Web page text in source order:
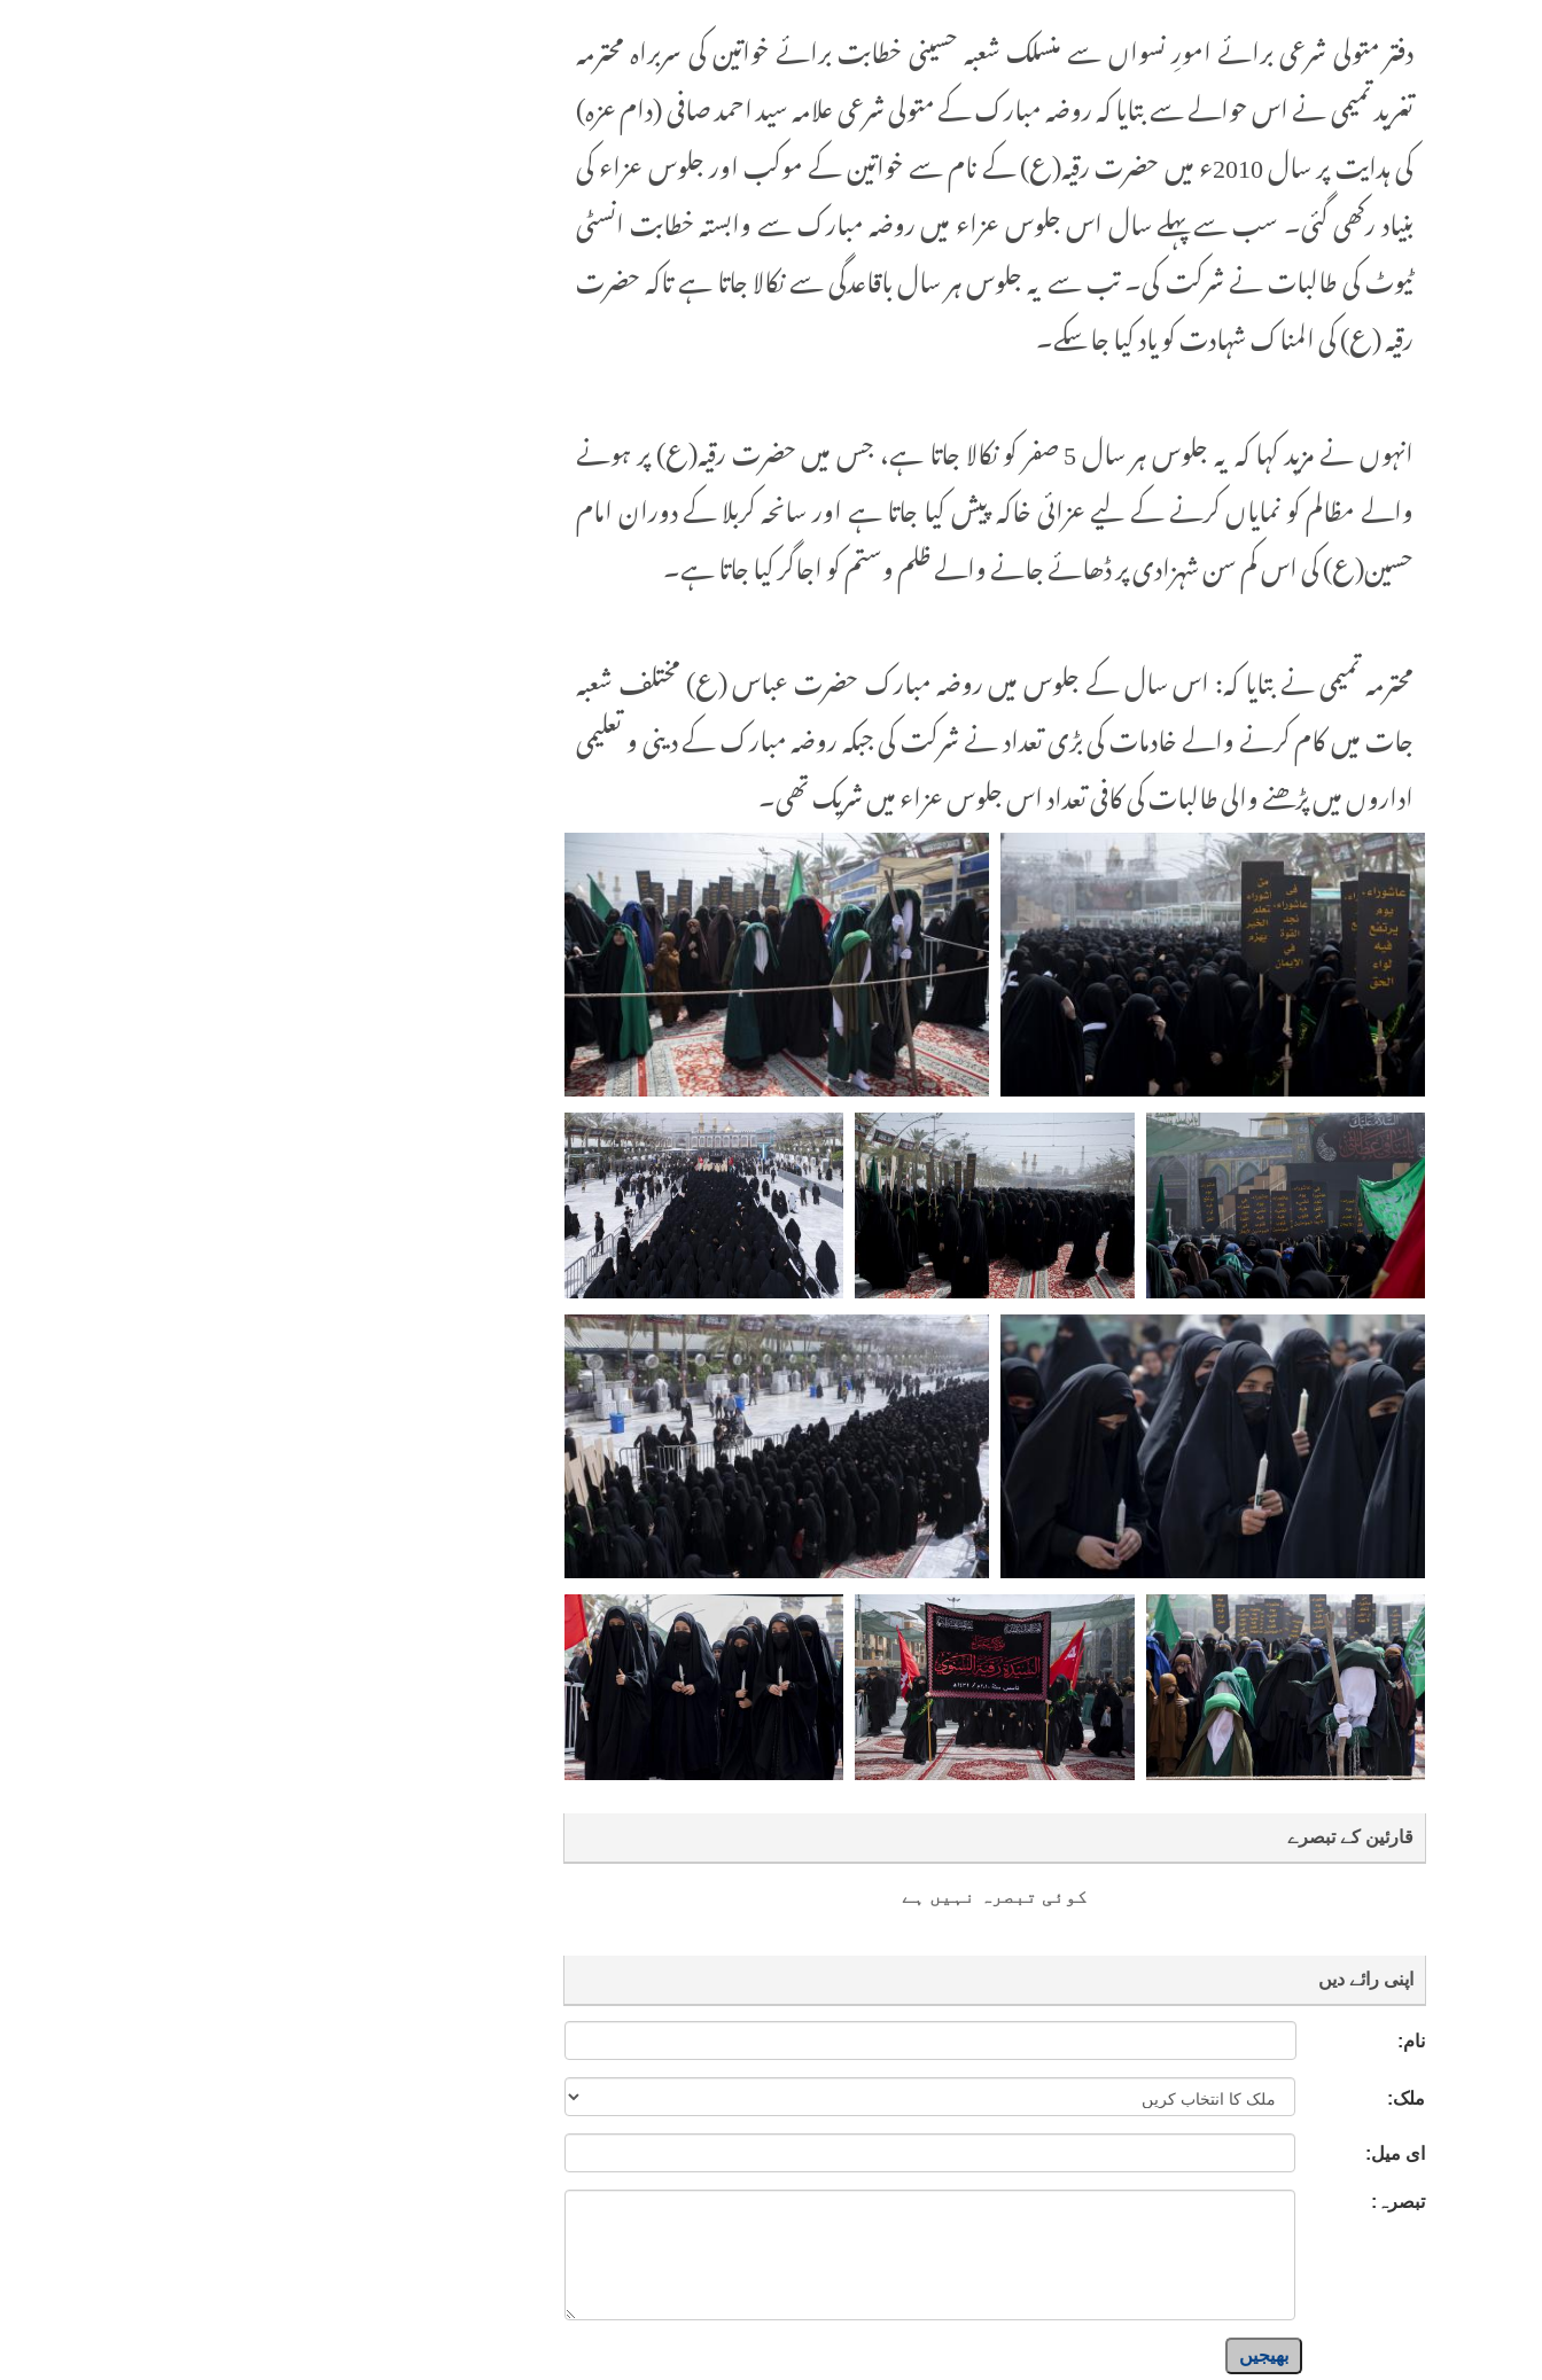
دفتر متولی شرعی برائے امورِ نسواں سے منسلک شعبہ حسینی خطابت برائے خواتین کی سربراہ محترمہ
تغرید تمیمی نے اس حوالے سے بتایا کہ روضہ مبارک کے متولی شرعی علامہ سید احمد صافی (دام عزہ)
کی ہدایت پر سال 2010ء میں حضرت رقیہ(ع) کے نام سے خواتین کے موکب اور جلوس عزاء کی
بنیاد رکھی گئی۔ سب سے پہلے سال اس جلوس عزاء میں روضہ مبارک سے وابستہ خطابت انسٹی
ٹیوٹ کی طالبات نے شرکت کی۔ تب سے یہ جلوس ہر سال باقاعدگی سے نکالا جاتا ہے تاکہ حضرت
رقیہ (ع) کی المناک شہادت کو یاد کیا جا سکے۔
انہوں نے مزید کہا کہ یہ جلوس ہر سال 5 صفر کو نکالا جاتا ہے، جس میں حضرت رقیہ(ع) پر ہونے
والے مظالم کو نمایاں کرنے کے لیے عزائی خاکہ پیش کیا جاتا ہے اور سانحہ کربلا کے دوران امام
حسین(ع) کی اس کم سن شہزادی پر ڈھائے جانے والے ظلم وستم کو اجاگر کیا جاتا ہے۔
محترمہ تمیمی نے بتایا کہ: اس سال کے جلوس میں روضہ مبارک حضرت عباس (ع) مختلف شعبہ
جات میں کام کرنے والے خادمات کی بڑی تعداد نے شرکت کی جبکہ روضہ مبارک کے دینی و تعلیمی
اداروں میں پڑھنے والی طالبات کی کافی تعداد اس جلوس عزاء میں شریک تھی۔
قارئین کے تبصرے
کوئی تبصرہ نہیں ہے
اپنی رائے دیں
نام:
ملک:
ای میل:
تبصرہ:
بھیجیں